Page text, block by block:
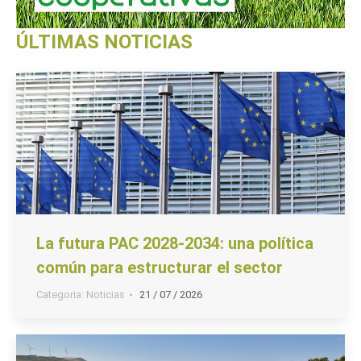
ÚLTIMAS NOTICIAS
La futura PAC 2028-2034: una política
común para estructurar el sector
Categoria: Noticias 21 / 07 / 2026